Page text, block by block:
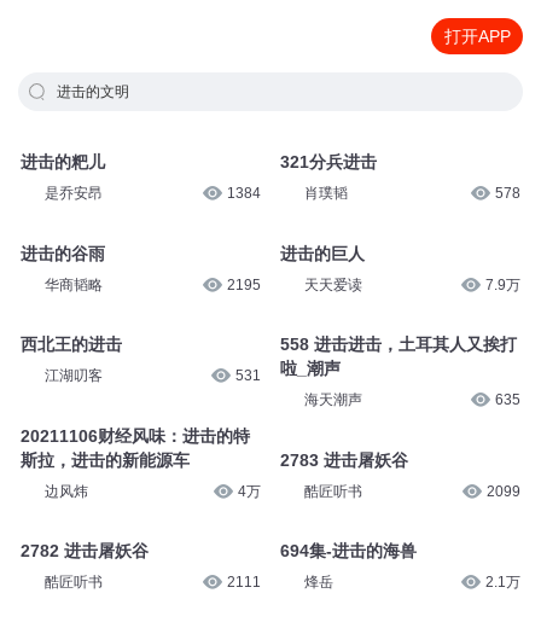
打开APP
进击的文明
进击的粑儿
是乔安昂 1384
进击的谷雨
华商韬略 2195
西北王的进击
江湖叨客 531
20211106财经风味：进击的特
斯拉，进击的新能源车
边风炜 4万
2782 进击屠妖谷
酷匠听书 2111
321分兵进击
肖璞韬 578
进击的巨人
天天爱读 7.9万
558 进击进击，土耳其人又挨打
啦_潮声
海天潮声 635
2783 进击屠妖谷
酷匠听书 2099
694集-进击的海兽
烽岳 2.1万